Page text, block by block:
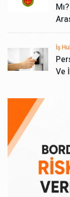
İş
Ve